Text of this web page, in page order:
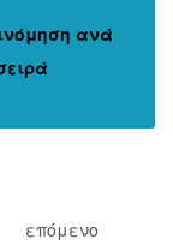
ανά
επόμενο